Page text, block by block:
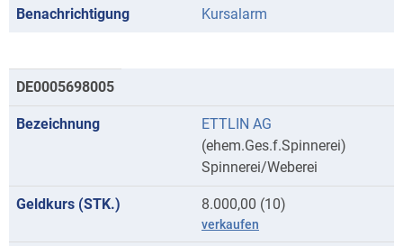
Kursalarm
DE0005698005
ETTLIN AG
(ehem.Ges.f.Spinnerei)
Spinnerei/Weberei
8.000,00 (10)
verkaufen